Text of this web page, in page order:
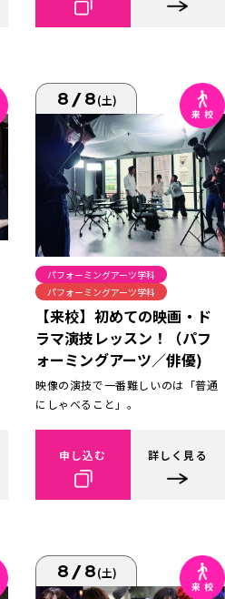
8/8(土)
パフォーミングアーツ学科
パフォーミングアーツ学科
【来校】初めての映画・ド
ラマ演技レッスン！（パフ
ォーミングアーツ／俳優)
映像の演技で一番難しいのは「普通
にしゃべること」。
申し込む 詳しく見る
8/8(土)